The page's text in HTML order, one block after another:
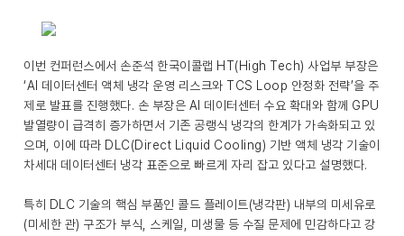
이번 컨퍼런스에서 손준석 한국이콜랩 HT(High Tech) 사업부 부장은
‘AI 데이터센터 액체 냉각 운영 리스크와 TCS Loop 안정화 전략’을 주
제로 발표를 진행했다. 손 부장은 AI 데이터센터 수요 확대와 함께 GPU
발열량이 급격히 증가하면서 기존 공랭식 냉각의 한계가 가속화되고 있
으며, 이에 따라 DLC(Direct Liquid Cooling) 기반 액체 냉각 기술이
차세대 데이터센터 냉각 표준으로 빠르게 자리 잡고 있다고 설명했다.
특히 DLC 기술의 핵심 부품인 콜드 플레이트(냉각판) 내부의 미세유로
(미세한 관) 구조가 부식, 스케일, 미생물 등 수질 문제에 민감하다고 강